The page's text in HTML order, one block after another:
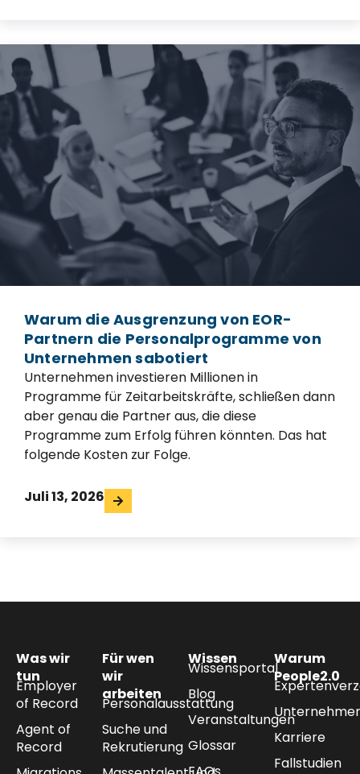
Warum die Ausgrenzung von EOR-
Partnern die Personalprogramme von
Unternehmen sabotiert
Unternehmen investieren Millionen in
Programme für Zeitarbeitskräfte, schließen dann
aber genau die Partner aus, die diese
Programme zum Erfolg führen könnten. Das hat
folgende Kosten zur Folge.
Juli 13, 2026
Was wir
tun
Employer
of Record
Agent of
Record
Für wen
wir
arbeiten
Personalausstattung
Suche und
Rekrutierung
Wissen
Wissensportal
Blog
Veranstaltungen
Glossar
Warum
People2.0
Karriere
Fallstudien